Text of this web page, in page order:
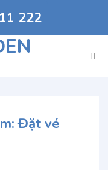
222
Đặt vé